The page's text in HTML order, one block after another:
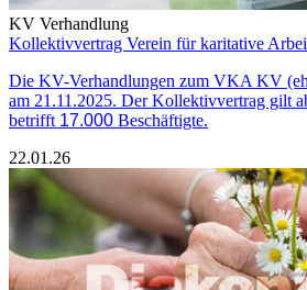
KV Verhandlung
Kollektivvertrag Verein für karitative
Die KV-Verhandlungen zum VKA KV
am 21.11.2025. Der Kollektivvertrag gilt
betrifft 17.000 Beschäftigte.
22.01.26